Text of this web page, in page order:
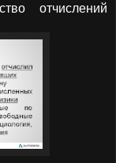
отчислений